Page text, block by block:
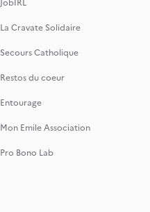
JobIRL
La Cravate Solidaire
Secours Catholique
Restos du coeur
Entourage
Mon Emile Association
Pro Bono Lab